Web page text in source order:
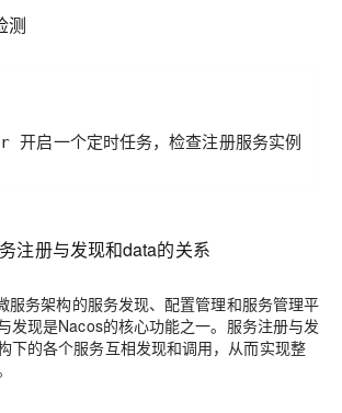
测
注册与发现和data的关系
服务架构的服务发现、配置管理和服务管理平
发现是Nacos的核心功能之一。服务注册与发
下的各个服务互相发现和调用，从而实现整